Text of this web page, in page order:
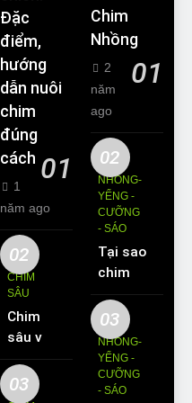
Đặc
điểm,
hướng
dẫn nuôi
chim
đúng
cách 01
1
năm ago
02
CHIM
SÂU
Chim
sâu và
những
thông
03
Chim
Nhồng
01
2
năm
ago
02
NHỒNG-
YỂNG -
CƯỠNG
- SÁO
Tại sao
chim
Sáo lại
được
yêu
thích
nuôi
làm thú
03
NHỒNG-
YỂNG -
CƯỠNG
- SÁO